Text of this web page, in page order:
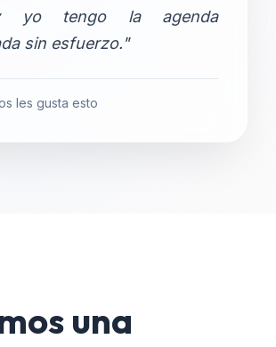
yo tengo la agenda
sin esfuerzo."
les gusta esto
una